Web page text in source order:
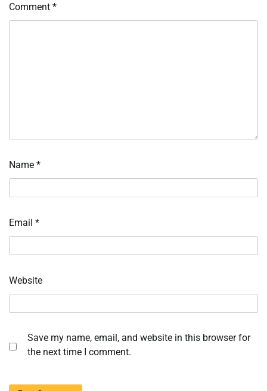
Comment *
Name *
Email *
Website
Save my name, email, and website in this browser for
the next time I comment.